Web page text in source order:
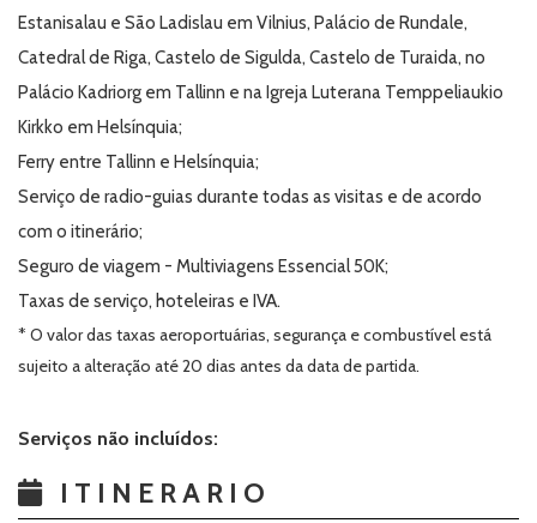
Estanisalau e São Ladislau em Vilnius, Palácio de Rundale,
Catedral de Riga, Castelo de Sigulda, Castelo de Turaida, no
Palácio Kadriorg em Tallinn e na Igreja Luterana Temppeliaukio
Kirkko em Helsínquia;
Ferry entre Tallinn e Helsínquia;
Serviço de radio-guias durante todas as visitas e de acordo
com o itinerário;
Seguro de viagem - Multiviagens Essencial 50K;
Taxas de serviço, hoteleiras e IVA.
* O valor das taxas aeroportuárias, segurança e combustível está
sujeito a alteração até 20 dias antes da data de partida.
Serviços não incluídos:
ITINERARIO